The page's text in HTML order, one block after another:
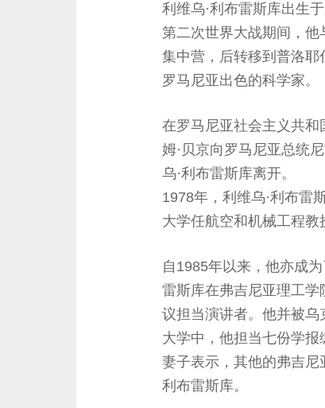
利维乌·利布雷斯库出生
第二次世界大战期间，
集中营，后转移到普洛
罗马尼亚出色的科学家。
在罗马尼亚社会主义共
姆·贝京向罗马尼亚总统
乌·利布雷斯库离开。
1978年，利维乌·利布雷
大学任航空和机械工程教
自1985年以来，他亦成
雷斯库在弗吉尼亚理工
议担当演讲者。他并被
大学中，他担当七份学
妻子表示，其他的弗吉尼
利布雷斯库。